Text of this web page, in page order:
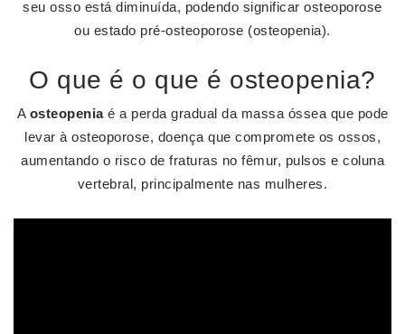
seu osso está diminuída, podendo significar osteoporose
ou estado pré-osteoporose (osteopenia).
O que é o que é osteopenia?
A osteopeniaé a perda gradual da massa óssea que pode
levar à osteoporose, doença que compromete os ossos,
aumentando o risco de fraturas no fêmur, pulsos e coluna
vertebral, principalmente nas mulheres.